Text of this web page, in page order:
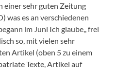
einer sehr guten Zeitung
was es an verschiedenen
im Juni Ich glaube,, frei
so, mit vielen sehr
Artikel (oben 5 zu einem
Texte, Artikel auf